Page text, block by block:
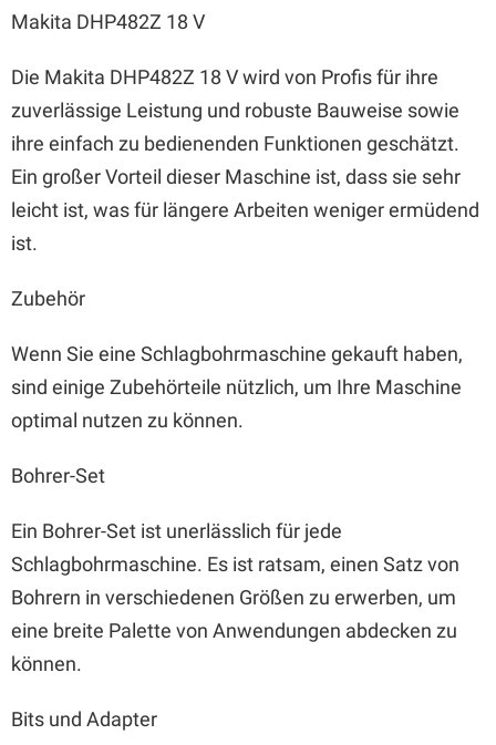
Makita DHP482Z 18 V
Die Makita DHP482Z 18 V wird von Profis für ihre
zuverlässige Leistung und robuste Bauweise sowie
ihre einfach zu bedienenden Funktionen geschätzt.
Ein großer Vorteil dieser Maschine ist, dass sie sehr
leicht ist, was für längere Arbeiten weniger ermüdend
ist.
Zubehör
Wenn Sie eine Schlagbohrmaschine gekauft haben,
sind einige Zubehörteile nützlich, um Ihre Maschine
optimal nutzen zu können.
Bohrer-Set
Ein Bohrer-Set ist unerlässlich für jede
Schlagbohrmaschine. Es ist ratsam, einen Satz von
Bohrern in verschiedenen Größen zu erwerben, um
eine breite Palette von Anwendungen abdecken zu
können.
Bits und Adapter